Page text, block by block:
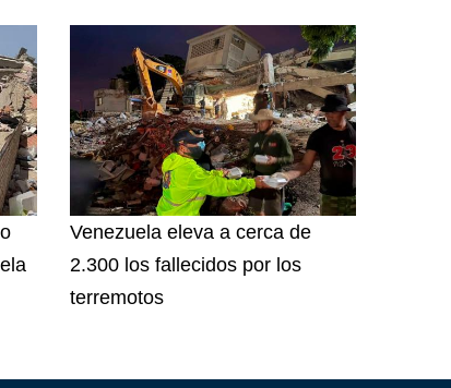
Venezuela eleva a cerca de
2.300 los fallecidos por los
terremotos